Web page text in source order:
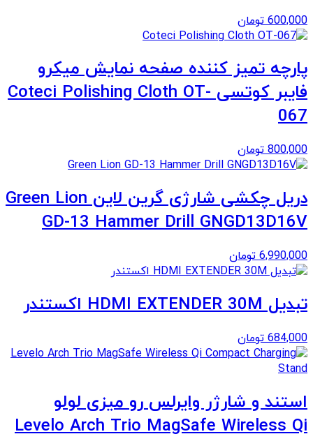
600,000 تومان
پارچه تمیز کننده صفحه نمایش میکرو
فایبر کوتسی Coteci Polishing Cloth OT-
067
800,000 تومان
دریل چکشی شارژی گرین لاین Green Lion
GD-13 Hammer Drill GNGD13D16V
6,990,000 تومان
تبدیل HDMI EXTENDER 30M اکستندر
684,000 تومان
استند و شارژر وایرلس رو میزی لولو
Levelo Arch Trio MagSafe Wireless Qi